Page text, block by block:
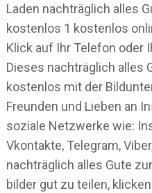
Laden nachträglich alles
kostenlos 1 kostenlos
Klick auf Ihr Telefon oder
Dieses nachträglich alles
kostenlos mit der
Freunden und Lieben an
soziale Netzwerke wie:
Vkontakte, Telegram,
nachträglich alles Gute
bilder gut zu teilen,